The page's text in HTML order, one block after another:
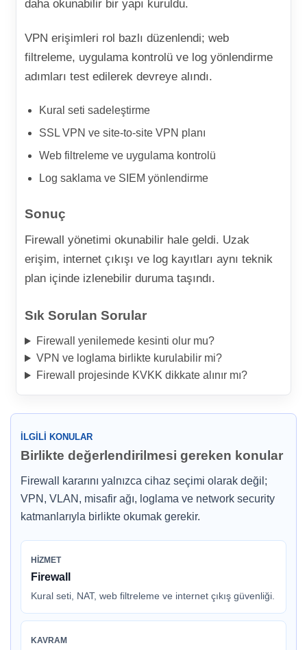
daha okunabilir bir yapı kuruldu.
VPN erişimleri rol bazlı düzenlendi; web
filtreleme, uygulama kontrolü ve log yönlendirme
adımları test edilerek devreye alındı.
Kural seti sadeleştirme
SSL VPN ve site-to-site VPN planı
Web filtreleme ve uygulama kontrolü
Log saklama ve SIEM yönlendirme
Sonuç
Firewall yönetimi okunabilir hale geldi. Uzak
erişim, internet çıkışı ve log kayıtları aynı teknik
plan içinde izlenebilir duruma taşındı.
Sık Sorulan Sorular
Firewall yenilemede kesinti olur mu?
VPN ve loglama birlikte kurulabilir mi?
Firewall projesinde KVKK dikkate alınır mı?
İLGILI KONULAR
Birlikte değerlendirilmesi gereken konular
Firewall kararını yalnızca cihaz seçimi olarak değil;
VPN, VLAN, misafir ağı, loglama ve network security
katmanlarıyla birlikte okumak gerekir.
HIZMET
Firewall
Kural seti, NAT, web filtreleme ve internet çıkış güvenliği.
KAVRAM